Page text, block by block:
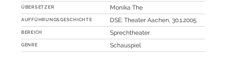
ÜBERSETZER Monika The
AUFFÜHRUNGSGESCHICHTE DSE: Theater Aachen, 30.1.2005
BEREICH Sprechtheater
GENRE Schauspiel